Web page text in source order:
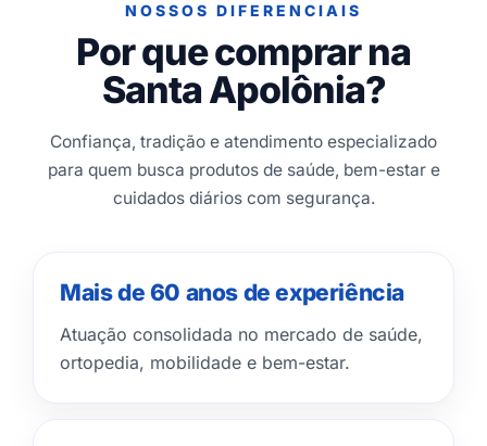
NOSSOS DIFERENCIAIS
Por que comprar na
Santa Apolônia?
Confiança, tradição e atendimento especializado
para quem busca produtos de saúde, bem-estar e
cuidados diários com segurança.
Mais de 60 anos de experiência
Atuação consolidada no mercado de saúde,
ortopedia, mobilidade e bem-estar.